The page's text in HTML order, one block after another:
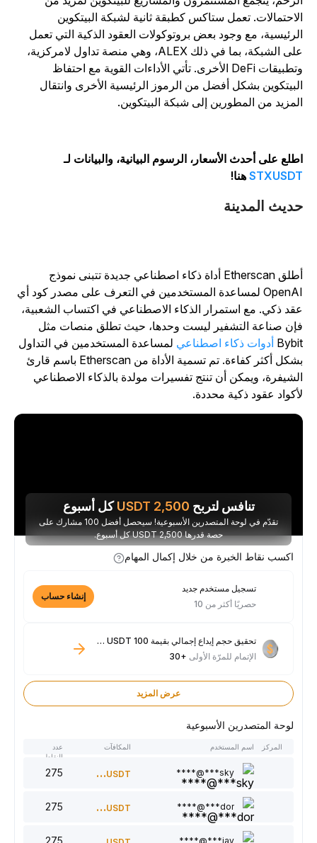
تعمل ستاكس كطبقة ثانية لشبكة البيتكوين
مع وجود بعض بروتوكولات العقود الذكية التي تعمل
على الشبكة، بما في ذلك ALEX، وهي منصة تداول لامركزية،
وتطبيقات DeFi الأخرى. تأتي الأداءات القوية مع احتفاظ
بشكل أفضل من الرموز الرئيسية الأخرى وانتقال
من المطورين إلى شبكة البيتكوين.
على أحدث الأسعار، الرسوم البيانية، والبيانات لـ
هنا!
المدينة
أطلق Etherscan أداة ذكاء اصطناعي جديدة تتبنى نموذج
OpenAI لمساعدة المستخدمين في التعرف على مصدر كود أي
ذكي. مع استمرار الذكاء الاصطناعي في اكتساب الشعبية،
صناعة التشفير ليست وحدها، حيث تطلق منصات مثل
أدوات ذكاء اصطناعيلمساعدة المستخدمين في التداول
بشكل أكثر كفاءة. تم تسمية الأداة من Etherscan باسم قارئ
ويمكن أن تنتج تفسيرات مولدة بالذكاء الاصطناعي
عقود ذكية محددة.
تنافس لتربح 2,500
USDTكل أسبوع
تقدّم في لوحة المتصدرين الأسبوعية! سيحصل أفضل 100 مشارك على
حصة قدرها 2,500 USDT كل أسبوع.
اكسب نقاط الخبرة من خلال إكمال المهام
تسجيل مستخدم جديد
حصريًا أكثر من 10
إنشاء حساب
تحقيق حجم إيداع إجمالي بقيمة 100 USDT فأكثر
الإتمام للمرّة الأولى+30
عرض المزيد
لوحة المتصدرين الأسبوعية
المركز اسم المستخدم المكافآت
النقاط
sky***@****
300USDT
dor***@****
220USDT
jay***@****